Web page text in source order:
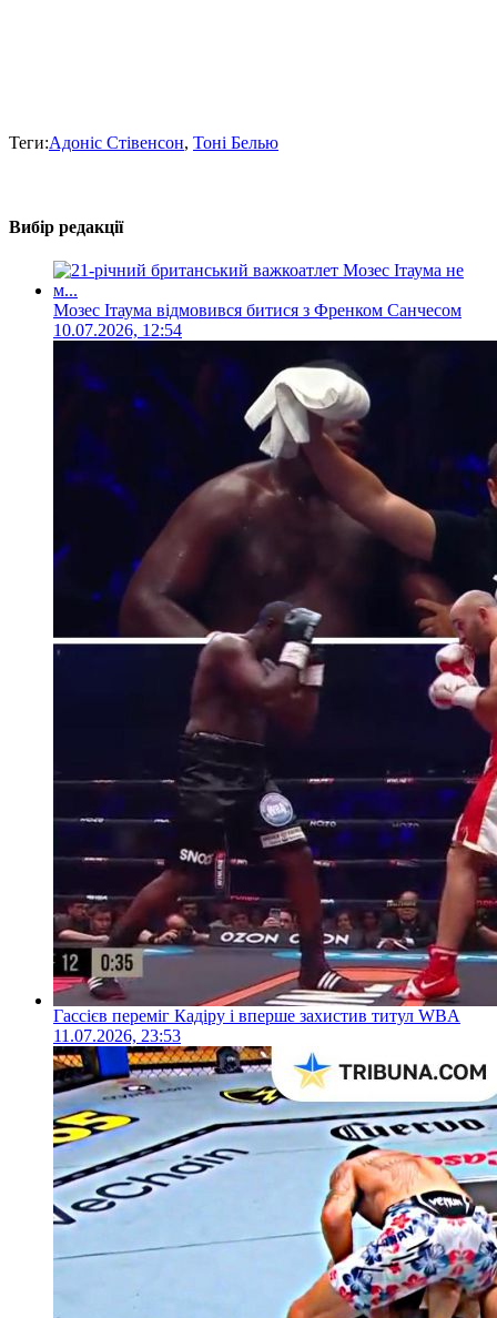
Теги:Адоніс Стівенсон, Тоні Белью
Вибір редакції
Мозес Ітаума відмовився битися з Френком Санчесом
10.07.2026, 12:54
Гассієв переміг Кадіру і вперше захистив титул WBA
11.07.2026, 23:53